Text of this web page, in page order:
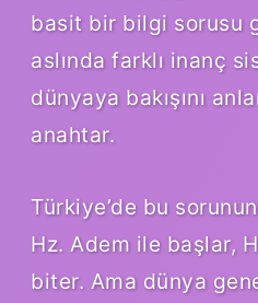
basit bir bilgi sorusu
aslında farklı inanç
dünyaya bakışını
anahtar.
Türkiye’de bu
Hz. Adem ile başlar,
biter. Ama dünya